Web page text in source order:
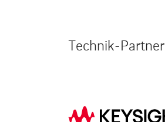
Technik-Partner